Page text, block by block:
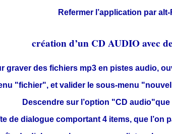
Refermer l’application par alt-
création d’un CD AUDIO avec
graver des fichiers mp3 en pistes audio,
"fichier", et valider le sous-menu
Descendre sur l’option "CD audio"que
de dialogue comportant 4 items, que l’on